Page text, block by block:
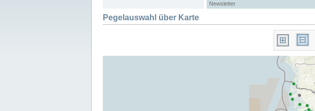
Newsletter
Pegelauswahl über Karte